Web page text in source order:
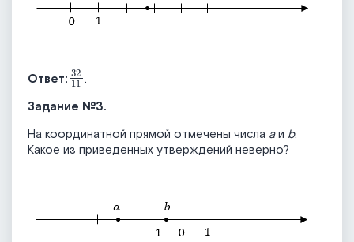
Ответ:
32
.
Задание №3.
На координатной прямой отмечены числа aи b.
Какое из приведенных утверждений неверно?